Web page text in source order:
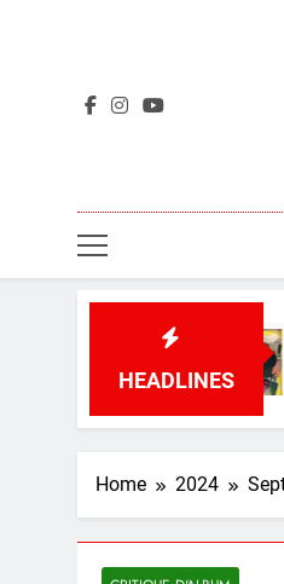
HEADLINES
Perles de la
5 Days Ago
Home 2024